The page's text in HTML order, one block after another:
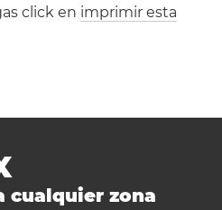
click en imprimir esta
cualquier zona